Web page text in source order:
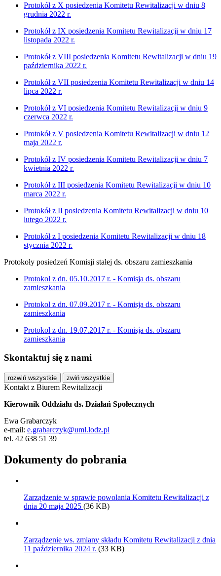
Protokół z X posiedzenia Komitetu Rewitalizacji w dniu 8
grudnia 2022 r.
Protokół z IX posiedzenia Komitetu Rewitalizacji w dniu 17
listopada 2022 r.
Protokół z VIII posiedzenia Komitetu Rewitalizacji w dniu 19
października 2022 r.
Protokół z VII posiedzenia Komitetu Rewitalizacji w dniu 14
lipca 2022 r.
Protokół z VI posiedzenia Komitetu Rewitalizacji w dniu 9
czerwca 2022 r.
Protokół z V posiedzenia Komitetu Rewitalizacji w dniu 12
maja 2022 r.
Protokół z IV posiedzenia Komitetu Rewitalizacji w dniu 7
kwietnia 2022 r.
Protokół z III posiedzenia Komitetu Rewitalizacji w dniu 10
marca 2022 r.
Protokół z II posiedzenia Komitetu Rewitalizacji w dniu 10
lutego 2022 r.
Protokół z I posiedzenia Komitetu Rewitalizacji w dniu 18
stycznia 2022 r.
Protokoły posiedzeń Komisji stałej ds. obszaru zamieszkania
Protokol z dn. 05.10.2017 r. - Komisja ds. obszaru
zamieszkania
Protokol z dn. 07.09.2017 r. - Komisja ds. obszaru
zamieszkania
Protokol z dn. 19.07.2017 r. - Komisja ds. obszaru
zamieszkania
Skontaktuj się z nami
rozwiń wszystkie zwiń wszystkie
Kontakt z Biurem Rewitalizacji
Kierownik Oddziału ds. Działań Społecznych
Ewa Grabarczyk
e-mail: e.grabarczyk@uml.lodz.pl
tel. 42 638 51 39
Dokumenty do pobrania
Zarządzenie w sprawie powolania Komitetu Rewitalizacji z
dnia 20 maja 2025 (36 KB)
Zarządzenie ws. zmiany składu Komitetu Rewitalizacji z dnia
11 października 2024 r. (33 KB)